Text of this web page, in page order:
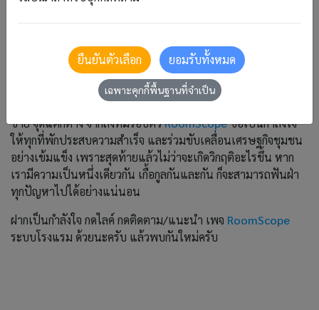
+++++++++
RoomScope#1โปรแกรมโรงแรม | ผู้เชี่ยวชาญด้าน
ระบบบริหารที่พักขนาดเล็กทุกสไตล์ และระบบจองห้องพักของคน
ไทย หวังว่าบทความนี้จะช่วยให้เพื่อน ๆ ได้นำไปปรับใช้ หาจุด
ขาย จุดแตกต่าง จากสิ่งที่มีรอบตัวRoomScopeขอเป็นกำลังใจ
ให้ทุกที่พักประสบความสำเร็จ และร่วมขับเคลื่อนเศรษฐกิจชุมชน
อย่างเข้มแข็ง เพราะสุดท้ายแล้วไม่ว่าจะเกิดวิกฤติอะไรขึ้น หาก
เรามีความเป็นหนึ่งเดียวกัน เกื้อกูลกันและกัน ก็จะสามารถฟันฝ่า
ทุกปัญหาไปได้อย่างแน่นอน
ฝากเป็นกำลังใจ กดไลค์ กดติดตาม/แนะนำ เพจ RoomScope
ระบบโรงแรม ด้วยนะครับ แล้วพบกันใหม่ครับ
ยืนยันตัวเลือก ยอมรับทั้งหมด
เฉพาะคุกกี้พื้นฐานที่จำเป็น